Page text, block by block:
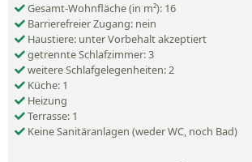
Gesamt-Wohnfläche (in m²): 16
Barrierefreier Zugang: nein
Haustiere: unter Vorbehalt akzeptiert
getrennte Schlafzimmer: 3
weitere Schlafgelegenheiten: 2
Küche: 1
Heizung
Terrasse: 1
Keine Sanitäranlagen (weder WC, noch Bad)